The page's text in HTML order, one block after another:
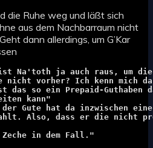
die Ruhe weg und läßt sich
aus dem Nachbarraum nicht
dann allerdings, um G’Kar
Na'toth ja auch raus, um die
nicht vorher? Ich kenn mich
so ein Prepaid-Guthaben
kann"
Gute hat da inzwischen
Also, dass er die nicht
in dem Fall."